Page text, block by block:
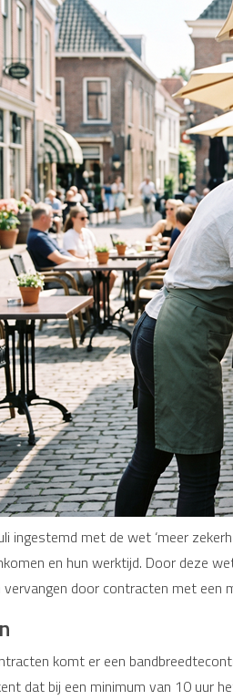
ingestemd met de wet ‘meer
en hun werktijd. Door deze
door contracten met
komt er een
dat bij een minimum van 10 uur